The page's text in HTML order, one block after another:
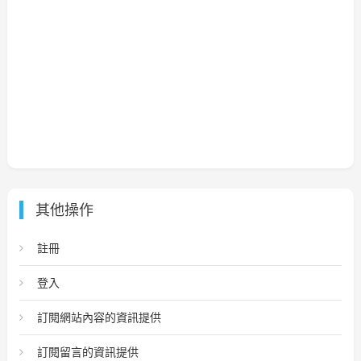
其他操作
註冊
登入
訂閱網站內容的資訊提供
訂閱留言的資訊提供